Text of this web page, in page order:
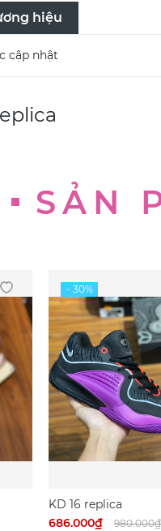
hiệu
cập nhật
SẢN
KD 16 replica
686.000₫
980.000₫